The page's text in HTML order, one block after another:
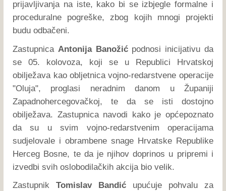
prijavljivanja na iste, kako bi se izbjegle formalne i
proceduralne pogreške, zbog kojih mnogi projekti
budu odbačeni.
Zastupnica Antonija Banožićpodnosi inicijativu da
se 05. kolovoza, koji se u Republici Hrvatskoj
obilježava kao obljetnica vojno-redarstvene operacije
"Oluja", proglasi neradnim danom u Županiji
Zapadnohercegovačkoj, te da se isti dostojno
obilježava. Zastupnica navodi kako je općepoznato
da su u svim vojno-redarstvenim operacijama
sudjelovale i obrambene snage Hrvatske Republike
Herceg Bosne, te da je njihov doprinos u pripremi i
izvedbi svih oslobodilačkih akcija bio velik.
ZastupnikTomislav Bandić upućuje pohvalu za